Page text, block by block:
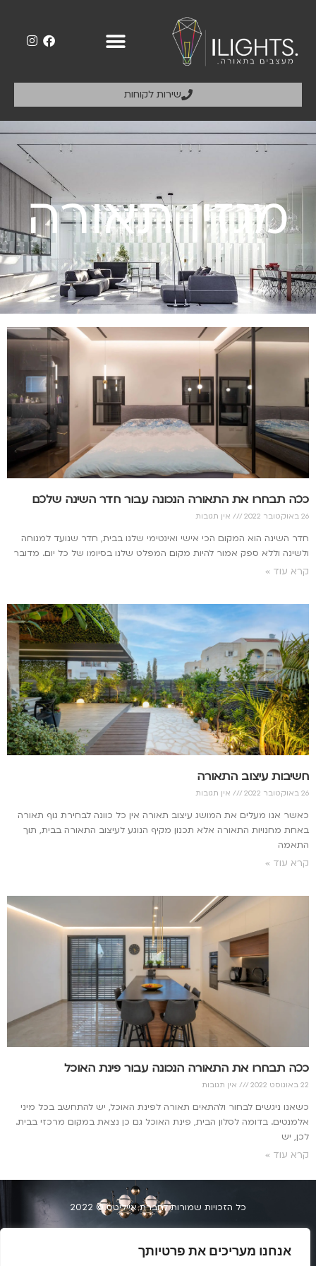
אנחנו מעריכים את פרטיותך
שירות לקוחות
מגזין תאורה
ככה תבחרו את התאורה הנכונה עבור חדר השינה שלכם
26 באוקטובר 2022 אין תגובות
חדר השינה הוא המקום הכי אישי ואינטימי שלנו בבית, חדר שנועד למנוחה
ולשינה וללא ספק אמור להיות מקום המפלט שלנו בסיומו של כל יום. מדובר
קרא עוד »
חשיבות עיצוב התאורה
26 באוקטובר 2022 אין תגובות
כאשר אנו מעלים את המושג עיצוב תאורה אין כל כוונה לבחירת גוף תאורה
באחת מחנויות התאורה אלא תכנון מקיף הנוגע לעיצוב התאורה בבית, תוך
התאמה
קרא עוד »
ככה תבחרו את התאורה הנכונה עבור פינת האוכל
22 באוגוסט 2022 אין תגובות
כשאנו ניגשים לבחור ולהתאים תאורה לפינת האוכל, יש להתחשב בכל מיני
אלמנטים. בדומה לסלון הבית, פינת האוכל גם כן נצאת במקום מרכזי בבית.
לכן, יש
קרא עוד »
כל הזכויות שמורות לחברת אייליטס © 2022